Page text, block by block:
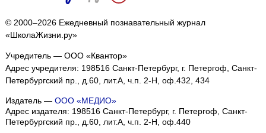
© 2000–2026 Ежедневный познавательный журнал
«ШколаЖизни.ру»
Учредитель — ООО «Квантор»
Адрес учредителя: 198516 Санкт-Петербург, г. Петергоф, Санкт-
Петербургский пр., д.60, лит.А, ч.п. 2-Н, оф.432, 434
Издатель — ООО «МЕДИО»
Адрес издателя: 198516 Санкт-Петербург, г. Петергоф, Санкт-
Петербургский пр., д.60, лит.А, ч.п. 2-Н, оф.440